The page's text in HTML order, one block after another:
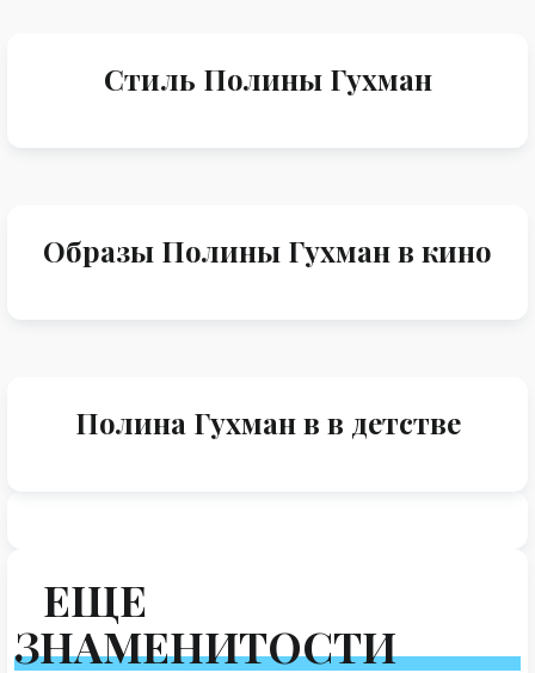
Стиль Полины Гухман
Образы Полины Гухман в кино
Полина Гухман в в детстве
ЕЩЕ
ЗНАМЕНИТОСТИ